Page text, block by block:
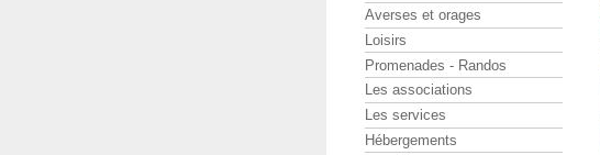
Averses et orages
Loisirs
Promenades - Randos
Les associations
Les services
Hébergements